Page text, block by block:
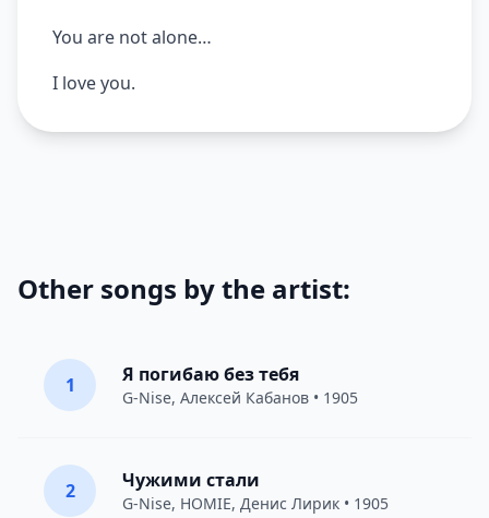
You are not alone…
I love you.
Other songs by the artist:
1 Я погибаю без тебя
G-Nise, Алексей Кабанов • 1905
2 Чужими стали
G-Nise, HOMIE, Денис Лирик • 1905